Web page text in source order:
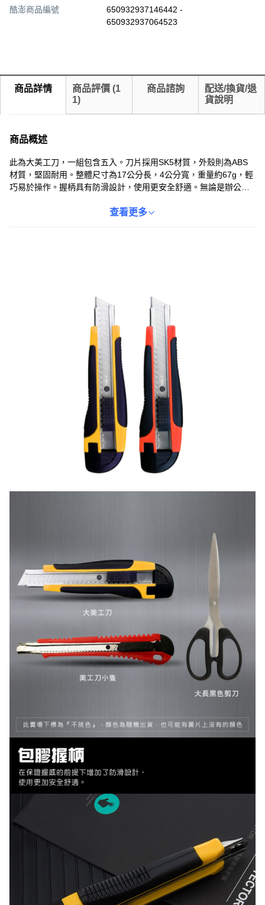
酷澎商品編號
650932937146442 -
650932937064523
商品詳情 商品評價 (1
1)
商品諮詢
配送/換貨/退
貨說明
商品概述
此為大美工刀，一組包含五入。刀片採用SK5材質，外殼則為ABS
材質，堅固耐用。整體尺寸為17公分長，4公分寬，重量約67g，輕
巧易於操作。握柄具有防滑設計，使用更安全舒適。無論是辦公或
查看更多